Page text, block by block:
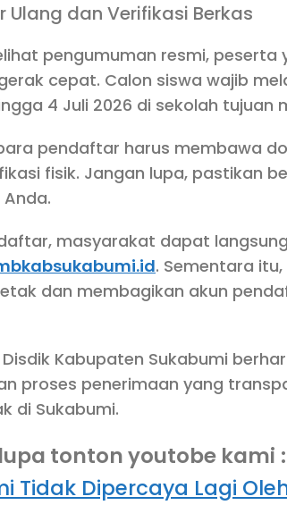
Ulang dan Verifikasi Berkas
pengumuman resmi, peserta
cepat. Calon siswa wajib
4 Juli 2026 di sekolah tujuan
pendaftar harus membawa
fisik. Jangan lupa, pastikan
masyarakat dapat
. Sementara
dan membagikan akun
Disdik Kabupaten Sukabumi
proses penerimaan yang
di Sukabumi.
tonton youtobe kami :
Tidak Dipercaya Lagi